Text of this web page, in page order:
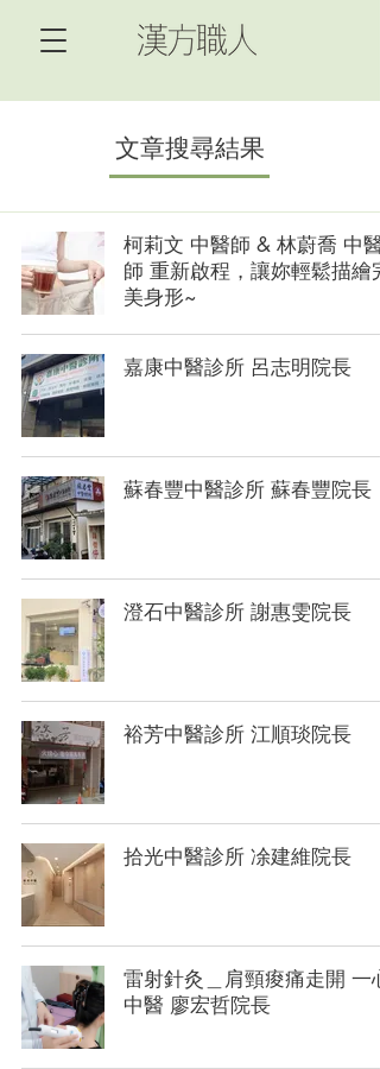
文章搜尋結果
柯莉文 中醫師 & 林蔚喬 中醫
師 重新啟程，讓妳輕鬆描繪完
美身形~
嘉康中醫診所 呂志明院長
蘇春豐中醫診所 蘇春豐院長
澄石中醫診所 謝惠雯院長
裕芳中醫診所 江順琰院長
拾光中醫診所 凃建維院長
雷射針灸＿肩頸痠痛走開 一心
中醫 廖宏哲院長